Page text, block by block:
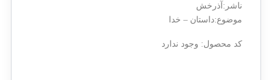
ناشر:آذرخش
موضوع:داستان – خدا
کد محصول: وجود ندارد